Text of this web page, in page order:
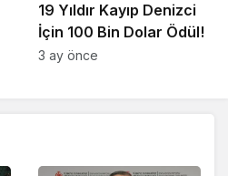
19 Yıldır Kayıp Denizci
İçin 100 Bin Dolar Ödül!
3 ay önce